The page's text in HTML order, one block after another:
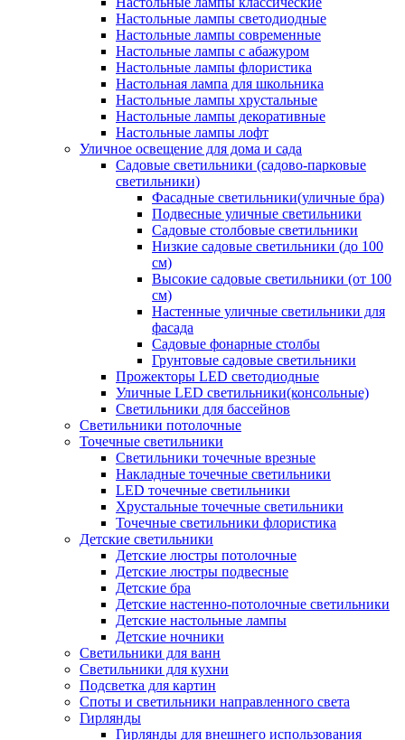
Настольные лампы светодиодные
Настольные лампы современные
Настольные лампы с абажуром
Настольные лампы флористика
Настольная лампа для школьника
Настольные лампы хрустальные
Настольные лампы декоративные
Настольные лампы лофт
Уличное освещение для дома и сада
Садовые светильники (садово-парковые
светильники)
Фасадные светильники(уличные бра)
Подвесные уличные светильники
Садовые столбовые светильники
Низкие садовые светильники (до 100
см)
Высокие садовые светильники (от 100
см)
Настенные уличные светильники для
фасада
Садовые фонарные столбы
Грунтовые садовые светильники
Прожекторы LED светодиодные
Уличные LED светильники(консольные)
Светильники для бассейнов
Светильники потолочные
Точечные светильники
Светильники точечные врезные
Накладные точечные светильники
LED точечные светильники
Хрустальные точечные светильники
Точечные светильники флористика
Детские светильники
Детские люстры потолочные
Детские люстры подвесные
Детские бра
Детские настенно-потолочные светильники
Детские настольные лампы
Детские ночники
Светильники для ванн
Светильники для кухни
Подсветка для картин
Споты и светильники направленного света
Гирлянды
Гирлянды для внешнего использования